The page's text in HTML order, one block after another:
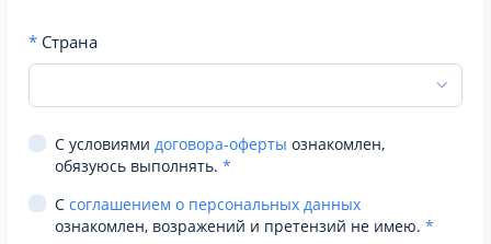
* Страна
С условиями договора-оферты ознакомлен,
обязуюсь выполнять. *
С соглашением о персональных данных
ознакомлен, возражений и претензий не имею. *